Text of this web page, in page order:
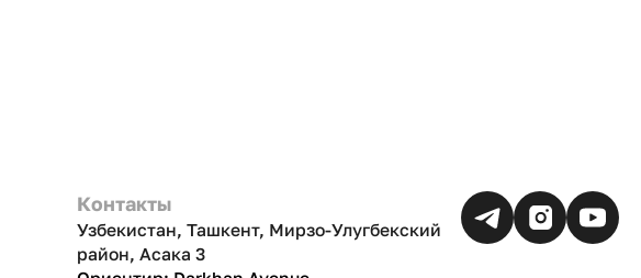
Контакты
Узбекистан, Ташкент, Мирзо-Улугбекский
район, Асака 3